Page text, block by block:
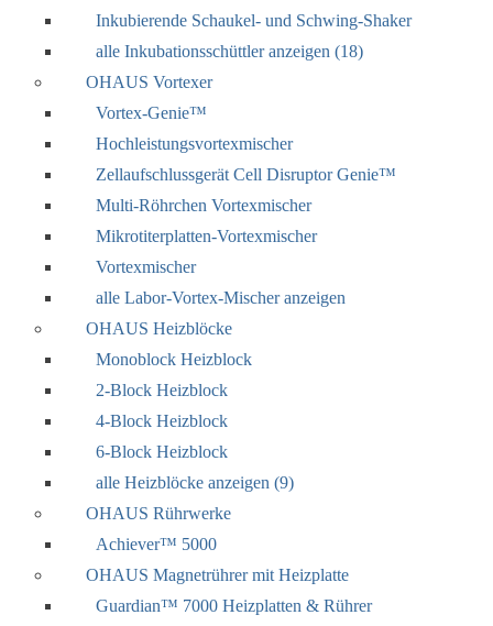
Inkubierende Schaukel- und Schwing-Shaker
alle Inkubationsschüttler anzeigen (18)
OHAUS Vortexer
Vortex-Genie™
Hochleistungsvortexmischer
Zellaufschlussgerät Cell Disruptor Genie™
Multi-Röhrchen Vortexmischer
Mikrotiterplatten-Vortexmischer
Vortexmischer
alle Labor-Vortex-Mischer anzeigen
OHAUS Heizblöcke
Monoblock Heizblock
2-Block Heizblock
4-Block Heizblock
6-Block Heizblock
alle Heizblöcke anzeigen (9)
OHAUS Rührwerke
Achiever™ 5000
OHAUS Magnetrührer mit Heizplatte
Guardian™ 7000 Heizplatten & Rührer